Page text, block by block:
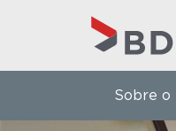
Sobre o